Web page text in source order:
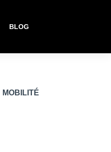
BLOG
MOBILITÉ